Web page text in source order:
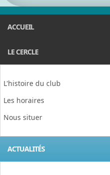
ACCUEIL
LE CERCLE
L'histoire du club
Les horaires
Nous situer
ACTUALITÉS